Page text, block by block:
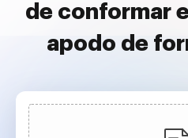
de conformar
apodo de